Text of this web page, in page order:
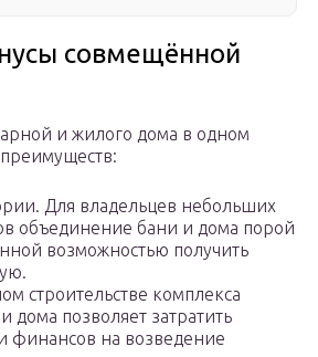
совмещённой
и жилого дома в одном
Для владельцев небольших
объединение бани и дома порой
возможностью получить
строительстве комплекса
позволяет затратить
финансов на возведение